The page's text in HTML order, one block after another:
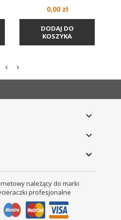
Cena
0,00 zł
DODAJ DO
KOSZYKA


należący do marki
profesjonalne